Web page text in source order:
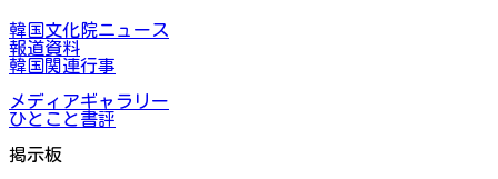
韓国文化院ニュース
報道資料
韓国関連行事
メディアギャラリー
ひとこと書評
掲示板